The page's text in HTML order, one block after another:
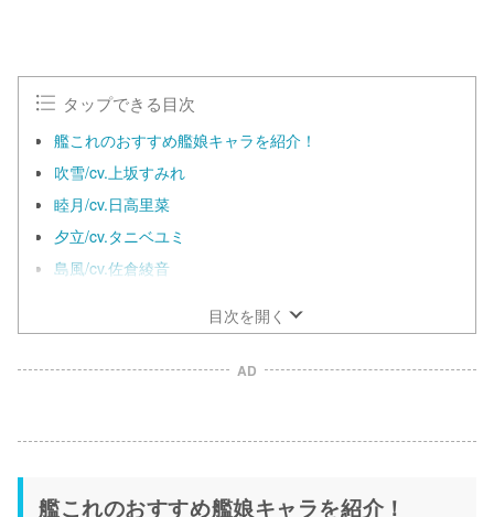
タップできる目次
艦これのおすすめ艦娘キャラを紹介！
吹雪/cv.上坂すみれ
睦月/cv.日高里菜
夕立/cv.タニベユミ
島風/cv.佐倉綾音
目次を開く
AD
艦これのおすすめ艦娘キャラを紹介！